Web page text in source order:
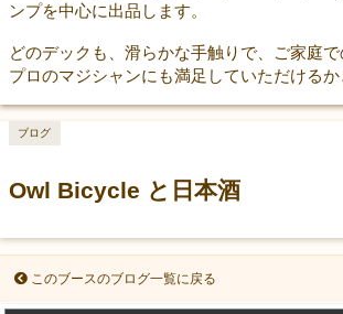
ンプを中心に出品します。
どのデックも、滑らかな手触りで、ご家庭
プロのマジシャンにも満足していただけるか
Owl Bicycle と日本酒
ブログ
このブースのブログ一覧に戻る